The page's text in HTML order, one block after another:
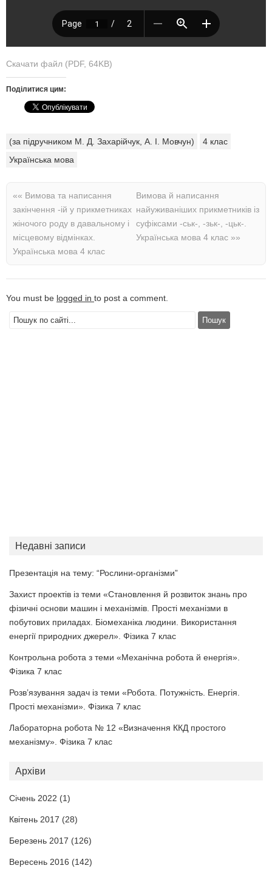
Скачати файл (PDF, 64KB)
Поділитися цим:
(за підручником М. Д. Захарійчук, А. І. Мовчун)
4 клас
Українська мова
«« Вимова та написання
закінчення -ій у прикметниках
жіночого роду в давальному і
місцевому відмінках.
Українська мова 4 клас
Вимова й написання
найуживаніших прикметників із
суфіксами -ськ-, -зьк-, -цьк-.
Українська мова 4 клас »»
You must be logged in to post a comment.
Недавні записи
Презентація на тему: “Рослини-організми”
Захист проектів із теми «Становлення й розвиток знань про
фізичні основи машин і механізмів. Прості механізми в
побутових приладах. Біомеханіка людини. Використання
енергії природних джерел». Фізика 7 клас
Контрольна робота з теми «Механічна робота й енергія».
Фізика 7 клас
Розв’язування задач із теми «Робота. Потужність. Енергія.
Прості механізми». Фізика 7 клас
Лабораторна робота № 12 «Визначення ККД простого
механізму». Фізика 7 клас
Архіви
Січень 2022 (1)
Квітень 2017 (28)
Березень 2017 (126)
Вересень 2016 (142)